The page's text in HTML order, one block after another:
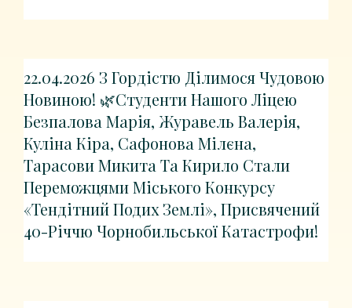
22.04.2026 З Гордістю Ділимося Чудовою
Новиною! 🌿Студенти Нашого Ліцею
Безпалова Марія, Журавель Валерія,
Куліна Кіра, Сафонова Мілєна,
Тарасови Микита Та Кирило Стали
Переможцями Міського Конкурсу
«Тендітний Подих Землі», Присвячений
40-Річчю Чорнобильської Катастрофи!